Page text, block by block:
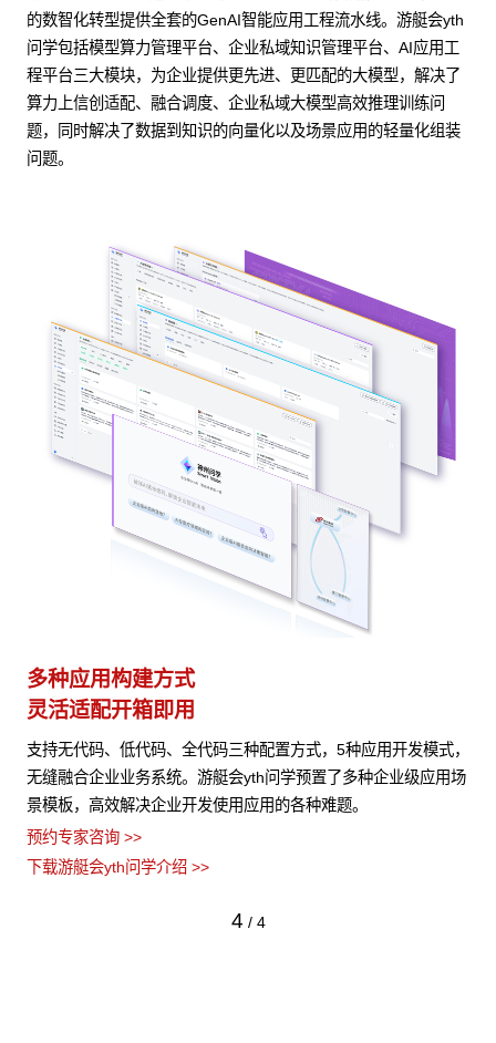
的数智化转型提供全套的GenAI智能应用工程流水线。游艇会yth
问学包括模型算力管理平台、企业私域知识管理平台、AI应用工
程平台三大模块，为企业提供更先进、更匹配的大模型，解决了
算力上信创适配、融合调度、企业私域大模型高效推理训练问
题，同时解决了数据到知识的向量化以及场景应用的轻量化组装
问题。
多种应用构建方式
灵活适配开箱即用
支持无代码、低代码、全代码三种配置方式，5种应用开发模式，
无缝融合企业业务系统。游艇会yth问学预置了多种企业级应用场
景模板，高效解决企业开发使用应用的各种难题。
预约专家咨询 >>
下载游艇会yth问学介绍 >>
4 / 4